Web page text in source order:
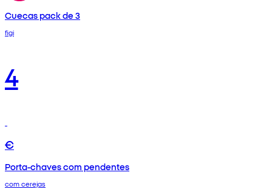
Cuecas pack de 3
figi
4
€
Porta-chaves com pendentes
com cerejas